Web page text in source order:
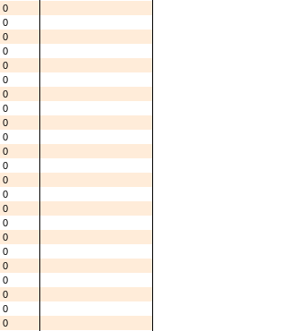
0
0
0
0
0
0
0
0
0
0
0
0
0
0
0
0
0
0
0
0
0
0
0